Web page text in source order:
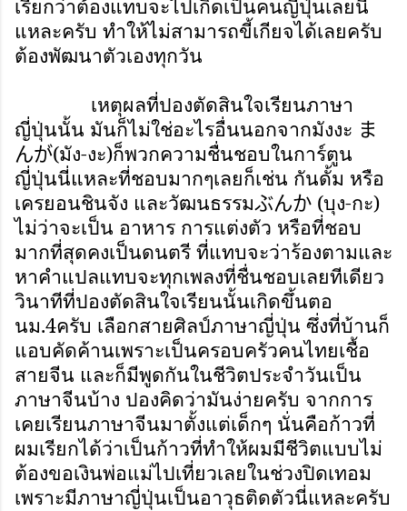
เรียกว่าต้องแทบจะไปเกิดเป็นคนญี่ปุ่นเลยนี่
แหละครับ ทำให้ไม่สามารถขี้เกียจได้เลยครับ
ต้องพัฒนาตัวเองทุกวัน
เหตุผลที่ปองตัดสินใจเรียนภาษา
ญี่ปุ่นนั้น มันก็ไม่ใช่อะไรอื่นนอกจากมังงะ ま
んが(มัง-งะ)ก็พวกความชื่นชอบในการ์ตูน
ญี่ปุ่นนี่แหละที่ชอบมากๆเลยก็เช่น กันดั้ม หรือ
เครยอนชินจัง และวัฒนธรรมぶんか (บุง-กะ)
ไม่ว่าจะเป็น อาหาร การแต่งตัว หรือที่ชอบ
มากที่สุดคงเป็นดนตรี ที่แทบจะว่าร้องตามและ
หาคำแปลแทบจะทุกเพลงที่ชื่นชอบเลยทีเดียว
วินาทีที่ปองตัดสินใจเรียนนั้นเกิดขึ้นตอ
นม.4ครับ เลือกสายศิลป์ภาษาญี่ปุ่น ซึ่งที่บ้านก็
แอบคัดค้านเพราะเป็นครอบครัวคนไทยเชื้อ
สายจีน และก็มีพูดกันในชีวิตประจำวันเป็น
ภาษาจีนบ้าง ปองคิดว่ามันง่ายครับ จากการ
เคยเรียนภาษาจีนมาตั้งแต่เด็กๆ นั่นคือก้าวที่
ผมเรียกได้ว่าเป็นก้าวที่ทำให้ผมมีชีวิตแบบไม่
ต้องขอเงินพ่อแม่ไปเที่ยวเลยในช่วงปิดเทอม
เพราะมีภาษาญี่ปุ่นเป็นอาวุธติดตัวนี่แหละครับ